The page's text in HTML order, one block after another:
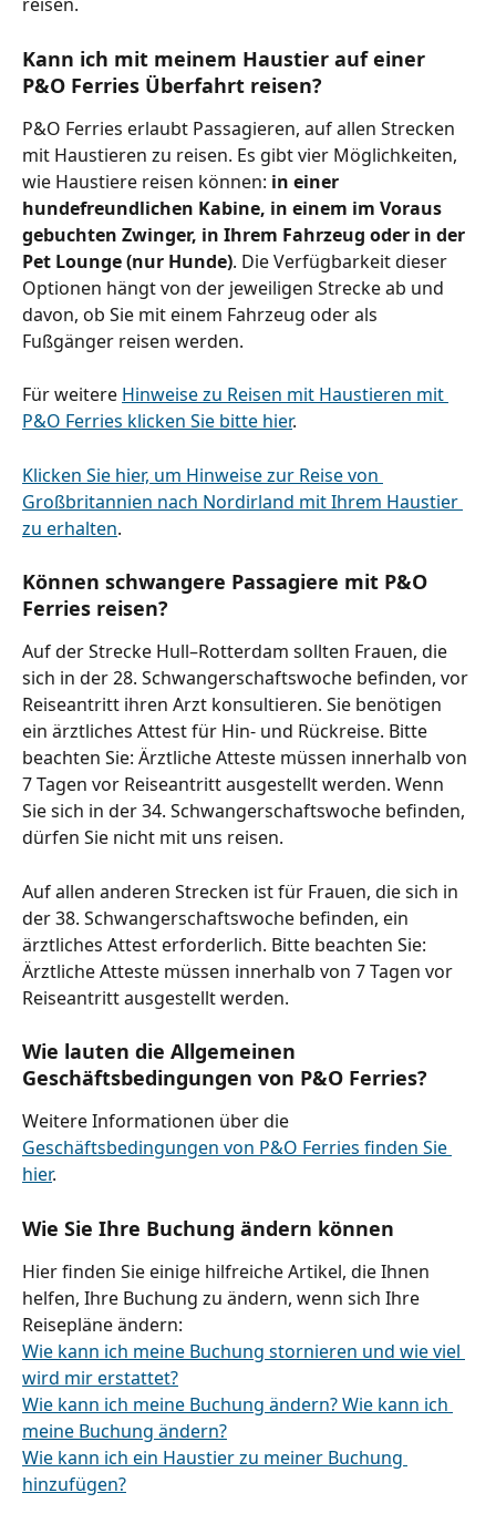
reisen.
Kann ich mit meinem Haustier auf einer
P&O Ferries Überfahrt reisen?
P&O Ferries erlaubt Passagieren, auf allen Strecken
mit Haustieren zu reisen. Es gibt vier Möglichkeiten,
wie Haustiere reisen können: in einer
hundefreundlichen Kabine, in einem im Voraus
gebuchten Zwinger, in Ihrem Fahrzeug oder in der
Pet Lounge (nur Hunde). Die Verfügbarkeit dieser
Optionen hängt von der jeweiligen Strecke ab und
davon, ob Sie mit einem Fahrzeug oder als
Fußgänger reisen werden.
Für weitere Hinweise zu Reisen mit Haustieren mit
P&O Ferries klicken Sie bitte hier.
Klicken Sie hier, um Hinweise zur Reise von
Großbritannien nach Nordirland mit Ihrem Haustier
zu erhalten.
Können schwangere Passagiere mit P&O
Ferries reisen?
Auf der Strecke Hull–Rotterdam sollten Frauen, die
sich in der 28. Schwangerschaftswoche befinden, vor
Reiseantritt ihren Arzt konsultieren. Sie benötigen
ein ärztliches Attest für Hin- und Rückreise. Bitte
beachten Sie: Ärztliche Atteste müssen innerhalb von
7 Tagen vor Reiseantritt ausgestellt werden. Wenn
Sie sich in der 34. Schwangerschaftswoche befinden,
dürfen Sie nicht mit uns reisen.
Auf allen anderen Strecken ist für Frauen, die sich in
der 38. Schwangerschaftswoche befinden, ein
ärztliches Attest erforderlich. Bitte beachten Sie:
Ärztliche Atteste müssen innerhalb von 7 Tagen vor
Reiseantritt ausgestellt werden.
Wie lauten die Allgemeinen
Geschäftsbedingungen von P&O Ferries?
Weitere Informationen über die
Geschäftsbedingungen von P&O Ferries finden Sie
hier.
Wie Sie Ihre Buchung ändern können
Hier finden Sie einige hilfreiche Artikel, die Ihnen
helfen, Ihre Buchung zu ändern, wenn sich Ihre
Reisepläne ändern:
Wie kann ich meine Buchung stornieren und wie viel
wird mir erstattet?
Wie kann ich meine Buchung ändern? Wie kann ich
meine Buchung ändern?
Wie kann ich ein Haustier zu meiner Buchung
hinzufügen?